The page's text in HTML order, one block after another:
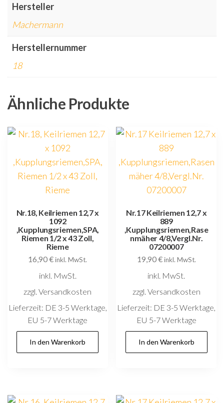
Hersteller
Machermann
Herstellernummer
18
Ähnliche Produkte
Nr.18, Keilriemen 12,7 x
1092
,Kupplungsriemen,SPA,
Riemen 1/2 x 43 Zoll,
Rieme
16,90€ inkl. MwSt.
inkl. MwSt.
zzgl. Versandkosten
Lieferzeit: DE 3-5 Werktage,
EU 5-7 Werktage
In den Warenkorb
Nr.17 Keilriemen 12,7 x
889
,Kupplungsriemen,Rase
nmäher 4/8,Vergl.Nr.
07200007
19,90€ inkl. MwSt.
inkl. MwSt.
zzgl. Versandkosten
Lieferzeit: DE 3-5 Werktage,
EU 5-7 Werktage
In den Warenkorb